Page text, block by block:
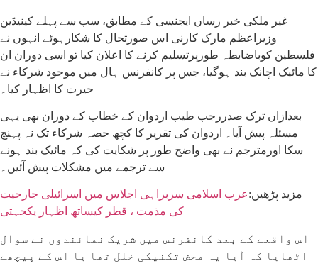
غیر ملکی خبر رساں ایجنسی کے مطابق، سب سے پہلے کینیڈین
وزیراعظم مارک کارنی اس صورتحال کا شکارہوئے انہوں نے
فلسطین کوباضابطہ طورپرتسلیم کرنے کا اعلان کیا تو اسی دوران ان
کا مائیک اچانک بند ہوگیا، جس پر کانفرنس ہال میں موجود شرکاء نے
حیرت کا اظہار کیا۔
بعدازاں ترک صدررجب طیب اردوان کے خطاب کے دوران بھی یہی
مسئلہ پیش آیا۔ اردوان کی تقریر کا کچھ حصہ شرکاء تک نہ پہنچ
سکا اورمترجم نے بھی واضح طور پر شکایت کی کہ مائیک بند ہونے
سے ترجمے میں مشکلات پیش آئیں۔
مزید پڑھیں:عرب اسلامی سربراہی اجلاس میں اسرائیلی جارحیت
کی مذمت ، قطر کیساتھ اظہار یکجہتی
اس واقعے کے بعد کانفرنس میں شریک نمائندوں نے سوال
اٹھایا کہ آیا یہ محض تکنیکی خلل تھا یا اس کے پیچھے